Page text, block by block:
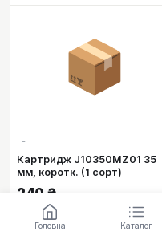
Головна Каталог
📦
-
Картридж J10350MZ01 35
мм, коротк. (1 сорт)
240₴